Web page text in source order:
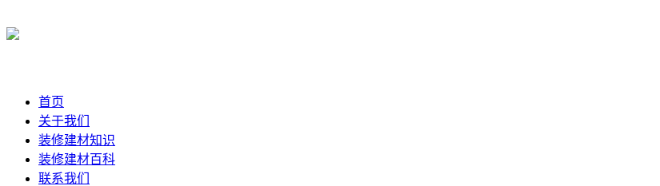
首页
关于我们
装修建材知识
装修建材百科
联系我们